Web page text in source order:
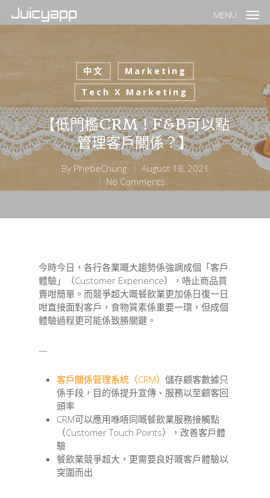
MENU
中文
Marketing
Tech X Marketing
【低門檻CRM！F&B可以點
管理客戶關係？】
By PhebeChung
August 18, 2021
No Comments
今時今日，各行各業嘅大趨勢係強調成個「客戶
體驗」（Customer Experience），唔止商品買
賣咁簡單。而競爭超大嘅餐飲業更加係日復一日
咁直接面對客戶，食物質素係重要一環，但成個
體驗過程更可能係致勝關鍵。
—
客戶關係管理系統（CRM） 儲存顧客數據只
係手段，目的係提升宣傳、服務以至顧客回
頭率
CRM可以應用喺唔同嘅餐飲業服務接觸點
（Customer Touch Points），改善客戶體
驗
餐飲業競爭超大，更需要良好嘅客戶體驗以
突圍而出